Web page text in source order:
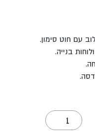
עם חוט סימון.
בנייה.
כמות
של
אבקה